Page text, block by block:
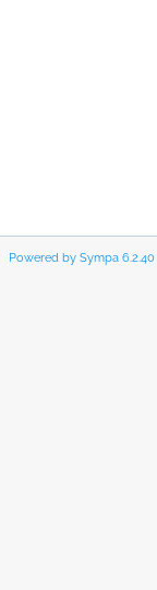
Powered by Sympa 6.2.40